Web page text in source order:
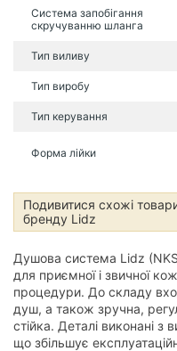
Система запобігання
скручуванню шланга
Тип виливу
Тип виробу
Тип керування
Форма лійки
Подивитися схожі
бренду Lidz
Душова система Lidz
для приємної і звичної
процедури. До складу
душ, а також зручна,
стійка. Деталі виконані з
що збільшує